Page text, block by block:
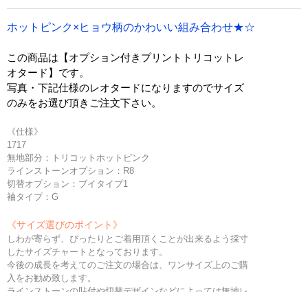
ホットピンク×ヒョウ柄のかわいい組み合わせ★☆
この商品は【オプション付きプリントトリコットレ
オタード】です。
写真・下記仕様のレオタードになりますのでサイズ
のみをお選び頂きご注文下さい。
《仕様》
1717
無地部分：トリコットホットピンク
ラインストーンオプション：R8
切替オプション：ブイタイプ1
袖タイプ：G
《サイズ選びのポイント》
しわが寄らず、ぴったりとご着用頂くことが出来るよう採寸
したサイズチャートとなっております。
今後の成長を考えてのご注文の場合は、ワンサイズ上のご購
入をお勧め致します。